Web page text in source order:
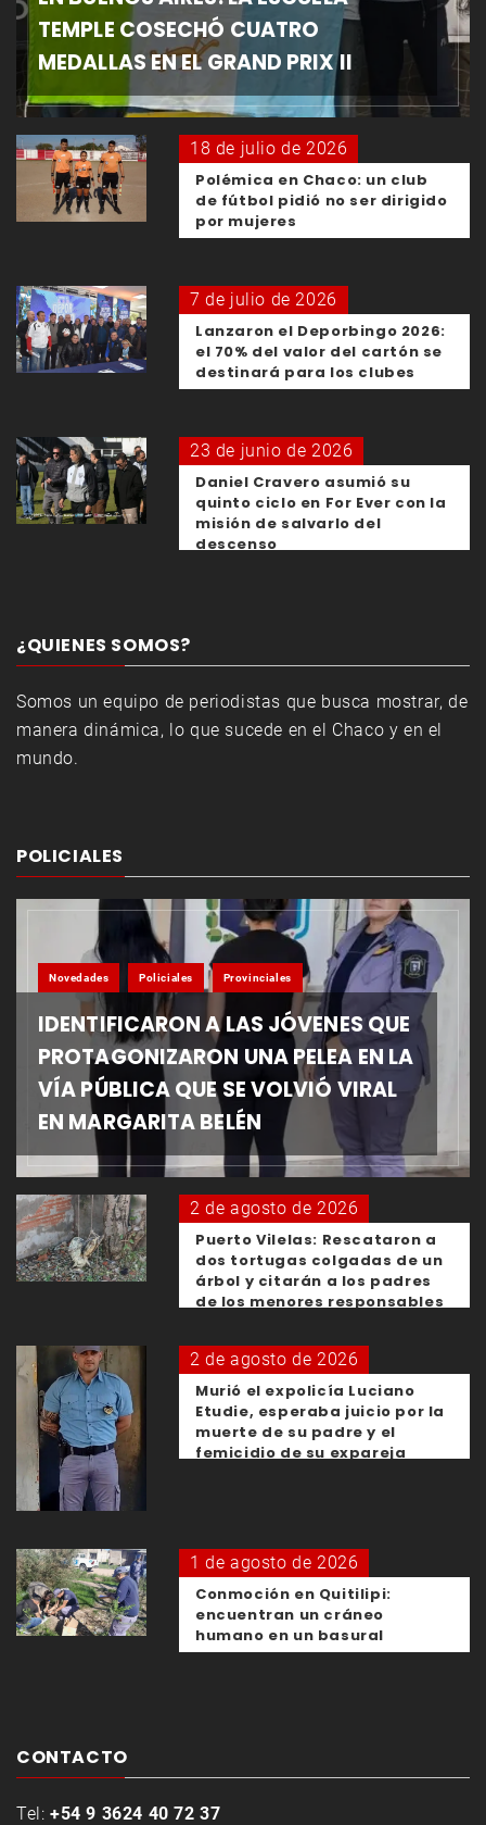
TEMPLE COSECHÓ CUATRO
MEDALLAS EN EL GRAND PRIX II
18 de julio de 2026
Polémica en Chaco: un club
de fútbol pidió no ser dirigido
por mujeres
7 de julio de 2026
Lanzaron el Deporbingo 2026:
el 70% del valor del cartón se
destinará para los clubes
23 de junio de 2026
Daniel Cravero asumió su
quinto ciclo en For Ever con la
misión de salvarlo del
descenso
¿QUIENES SOMOS?
Somos un equipo de periodistas que busca mostrar, de
manera dinámica, lo que sucede en el Chaco y en el
mundo.
POLICIALES
Novedades Policiales Provinciales
IDENTIFICARON A LAS JÓVENES QUE
PROTAGONIZARON UNA PELEA EN LA
VÍA PÚBLICA QUE SE VOLVIÓ VIRAL
EN MARGARITA BELÉN
2 de agosto de 2026
Puerto Vilelas: Rescataron a
dos tortugas colgadas de un
árbol y citarán a los padres
de los menores responsables
2 de agosto de 2026
Murió el expolicía Luciano
Etudie, esperaba juicio por la
muerte de su padre y el
femicidio de su expareja
1 de agosto de 2026
Conmoción en Quitilipi:
encuentran un cráneo
humano en un basural
CONTACTO
Tel: +54 9 3624 40 72 37